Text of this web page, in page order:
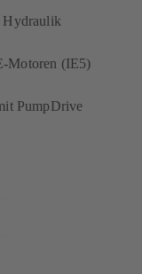
Hydraulik
Motoren (IE5)
PumpDrive